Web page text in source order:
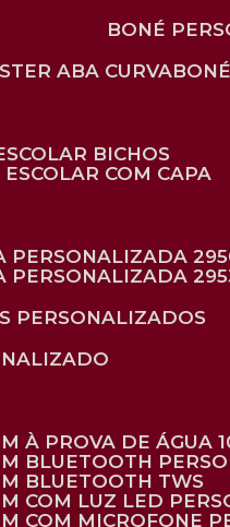
BONÉ
ABA CURVA
BICHOS
ESCOLAR COM CAPA
PERSONALIZADA
PERSONALIZADA
PERSONALIZADOS
À PROVA DE ÁGUA
BLUETOOTH
BLUETOOTH TWS
COM LUZ LED
COM MICROFONE